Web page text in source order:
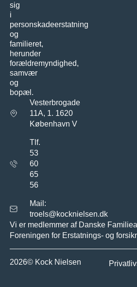
sig
i
personskadeerstatning
og
familieret,
herunder
forældremyndighed,
samvær
og
bopæl.
Vesterbrogade
11A, 1. 1620
København V
Tlf.
53
60
65
56
Mail:
troels@kocknielsen.dk
Vi er medlemmer af Danske
Foreningen for Erstatnings- og
2026© Kock Nielsen